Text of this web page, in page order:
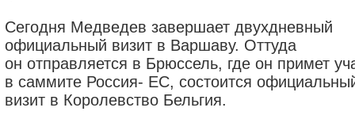
Сегодня Медведев завершает двухдневный
официальный визит в Варшаву. Оттуда
он отправляется в Брюссель, где он примет
в саммите Россия- ЕС, состоится
визит в Королевство Бельгия.